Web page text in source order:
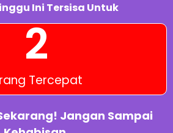
Ini Tersisa Untuk
Tercepat
2
Jangan Sampai